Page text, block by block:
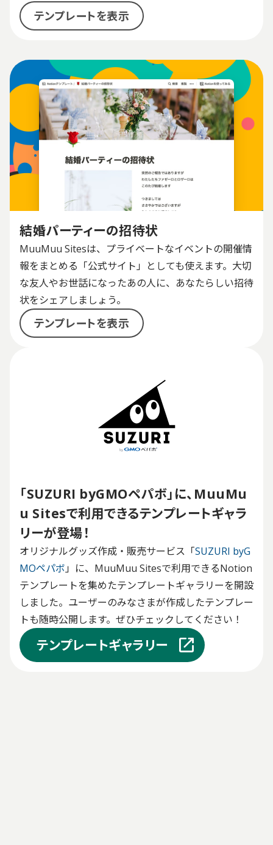
テンプレートを表示
結婚パーティーの招待状
MuuMuu Sitesは、プライベートなイベントの開催情
報をまとめる「公式サイト」としても使えます。大切
な友人やお世話になったあの人に、あなたらしい招待
状をシェアしましょう。
テンプレートを表示
「SUZURI byGMOペパボ」に、 MuuMu
u Sitesで利用できるテンプレートギャラ
リーが登場！
オリジナルグッズ作成・販売サービス「SUZURI byG
MOペパボ」に、MuuMuu Sitesで利用できるNotion
テンプレートを集めたテンプレートギャラリーを開設
しました。ユーザーのみなさまが作成したテンプレー
トも随時公開します。ぜひチェックしてください！
テンプレートギャラリー